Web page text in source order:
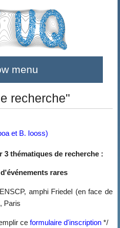
menu
recherche"
et B. Iooss)
thématiques de recherche :
rares
amphi Friedel (en face de
, Paris
ce formulaire d'inscription */